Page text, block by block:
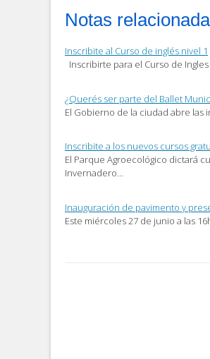
correo
electrónico
amigo
(Se
abre
ventana
nueva)
Facebook
(Se
una
ventana
nueva)
en
Twitter
(Se
una
ventana
nueva)
Notas
Inscribite al Curso de inglés nivel 1
Inscribirte para el Curso de
¿Querés ser parte del Ballet
El Gobierno de la ciudad abre
Inscribite a los nuevos cursos
El Parque Agroecológico dictará
Invernadero…
Inauguración de pavimento y
Este miércoles 27 de junio a las